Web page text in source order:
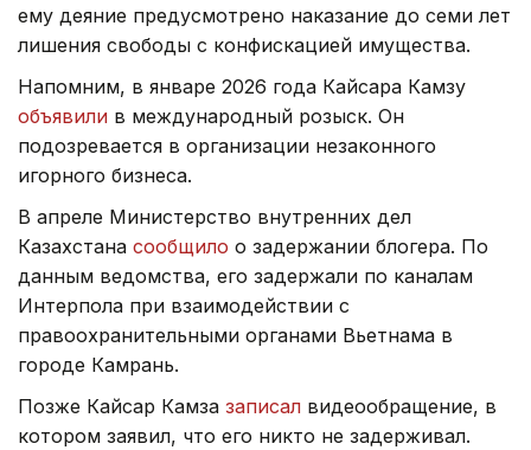
ему деяние предусмотрено наказание до семи лет
лишения свободы с конфискацией имущества.
Напомним, в январе 2026 года Кайсара Камзу
объявили в международный розыск. Он
подозревается в организации незаконного
игорного бизнеса.
В апреле Министерство внутренних дел
Казахстана сообщило о задержании блогера. По
данным ведомства, его задержали по каналам
Интерпола при взаимодействии с
правоохранительными органами Вьетнама в
городе Камрань.
Позже Кайсар Камза записал видеообращение, в
котором заявил, что его никто не задерживал.